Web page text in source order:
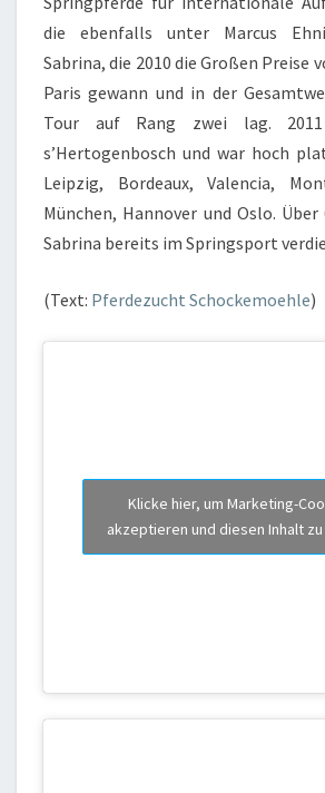
die ebenfalls unter Marcus
Sabrina, die 2010 die Großen Preise
Paris gewann und in der
Tour auf Rang zwei lag.
s’Hertogenbosch und war hoch
Leipzig, Bordeaux, Valencia,
München, Hannover und Oslo. Über
Sabrina bereits im Springsport
(Text: Pferdezucht Schockemoehle)
Klicke hier, um Marketing-
akzeptieren und diesen Inhalt